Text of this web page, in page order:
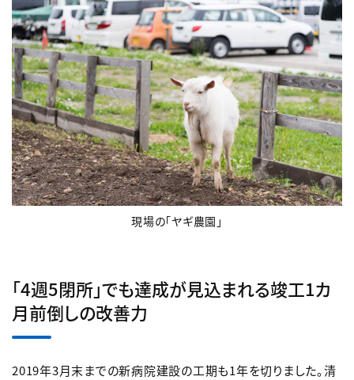
現場の「ヤギ農園」
「4週5閉所」でも達成が見込まれる竣工1カ
月前倒しの改善力
2019年3月末までの新病院建設の工期も1年を切りました。清